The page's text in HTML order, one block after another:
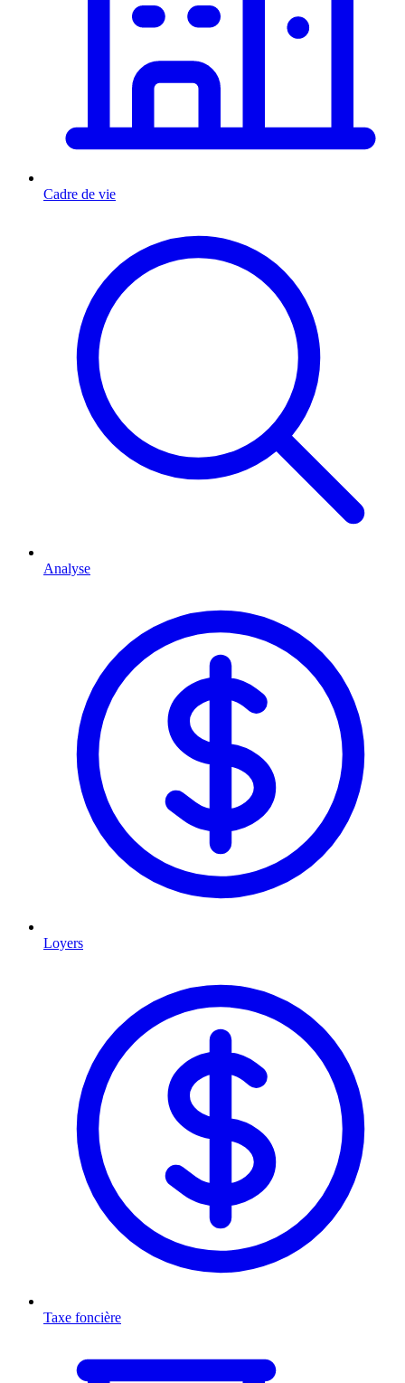
Cadre de vie
Analyse
Loyers
Taxe foncière